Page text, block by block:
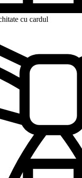
cu cardul